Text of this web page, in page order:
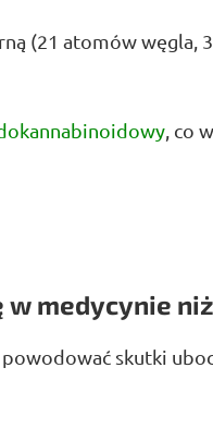
(21 atomów węgla,
, co
medycynie niż
powodować skutki